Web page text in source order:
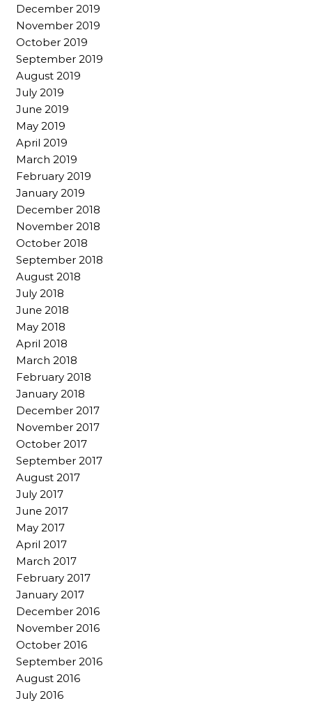
December 2019
November 2019
October 2019
September 2019
August 2019
July 2019
June 2019
May 2019
April 2019
March 2019
February 2019
January 2019
December 2018
November 2018
October 2018
September 2018
August 2018
July 2018
June 2018
May 2018
April 2018
March 2018
February 2018
January 2018
December 2017
November 2017
October 2017
September 2017
August 2017
July 2017
June 2017
May 2017
April 2017
March 2017
February 2017
January 2017
December 2016
November 2016
October 2016
September 2016
August 2016
July 2016